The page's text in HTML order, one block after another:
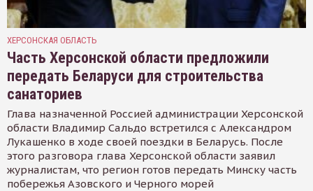
ХЕРСОНСКАЯ ОБЛАСТЬ
Часть Херсонской области предложили
передать Беларуси для строительства
санаториев
Глава назначенной Россией администрации Херсонской
области Владимир Сальдо встретился с Александром
Лукашенко в ходе своей поездки в Беларусь. После
этого разговора глава Херсонской области заявил
журналистам, что регион готов передать Минску часть
побережья Азовского и Черного морей